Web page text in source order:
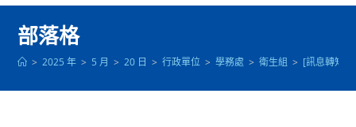
部落格
> 2025 年 > 5 月 > 20 日 > 行政單位 > 學務處 > 衛生組 > [訊息轉知]